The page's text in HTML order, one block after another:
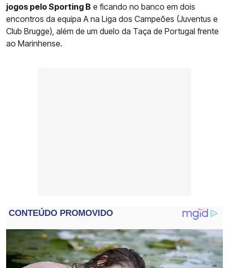
jogos pelo Sporting B e ficando no banco em dois
encontros da equipa A na Liga dos Campeões (Juventus e
Club Brugge), além de um duelo da Taça de Portugal frente
ao Marinhense.